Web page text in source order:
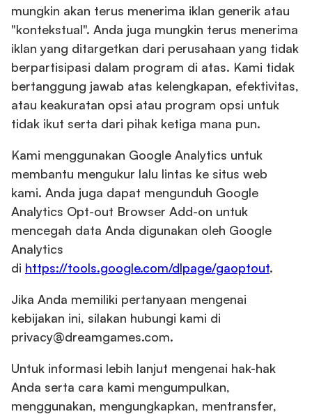
mungkin akan terus menerima iklan generik atau
"kontekstual". Anda juga mungkin terus menerima
iklan yang ditargetkan dari perusahaan yang tidak
berpartisipasi dalam program di atas. Kami tidak
bertanggung jawab atas kelengkapan, efektivitas,
atau keakuratan opsi atau program opsi untuk
tidak ikut serta dari pihak ketiga mana pun.
Kami menggunakan Google Analytics untuk
membantu mengukur lalu lintas ke situs web
kami. Anda juga dapat mengunduh Google
Analytics Opt-out Browser Add-on untuk
mencegah data Anda digunakan oleh Google
Analytics
di https://tools.google.com/dlpage/gaoptout.
Jika Anda memiliki pertanyaan mengenai
kebijakan ini, silakan hubungi kami di
privacy@dreamgames.com.
Untuk informasi lebih lanjut mengenai hak-hak
Anda serta cara kami mengumpulkan,
menggunakan, mengungkapkan, mentransfer,